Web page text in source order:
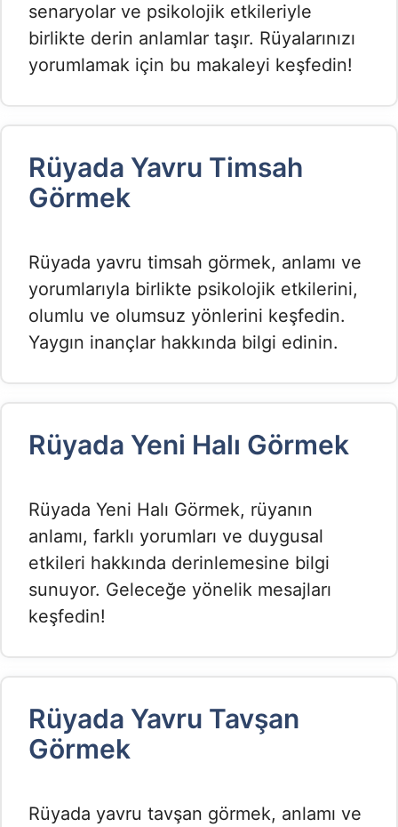
senaryolar ve psikolojik etkileriyle
birlikte derin anlamlar taşır. Rüyalarınızı
yorumlamak için bu makaleyi keşfedin!
Rüyada Yavru Timsah
Görmek​
Rüyada yavru timsah görmek, anlamı ve
yorumlarıyla birlikte psikolojik etkilerini,
olumlu ve olumsuz yönlerini keşfedin.
Yaygın inançlar hakkında bilgi edinin.
Rüyada Yeni Halı Görmek​
Rüyada Yeni Halı Görmek, rüyanın
anlamı, farklı yorumları ve duygusal
etkileri hakkında derinlemesine bilgi
sunuyor. Geleceğe yönelik mesajları
keşfedin!
Rüyada Yavru Tavşan
Görmek​
Rüyada yavru tavşan görmek, anlamı ve